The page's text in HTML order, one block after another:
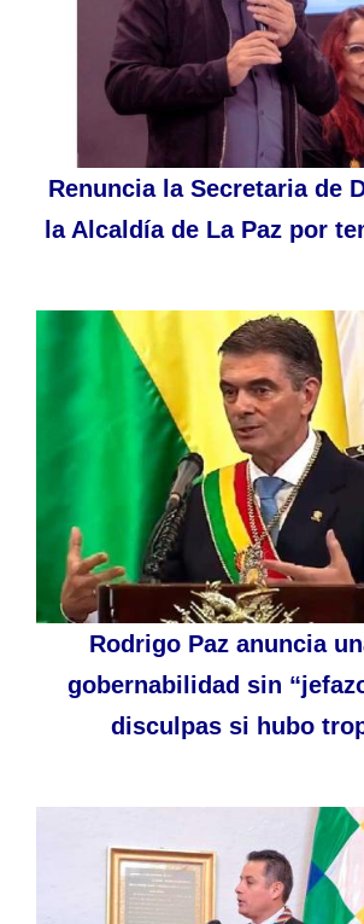
Renuncia la Secretaria de
la Alcaldía de La Paz por
Rodrigo Paz anuncia
gobernabilidad sin
disculpas si hubo